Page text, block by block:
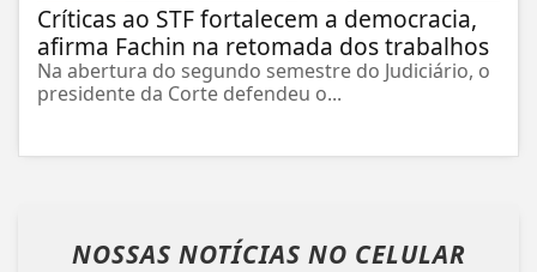
Críticas ao STF fortalecem a democracia,
afirma Fachin na retomada dos trabalhos
Na abertura do segundo semestre do Judiciário, o
presidente da Corte defendeu o...
NOSSAS NOTÍCIAS NO CELULAR